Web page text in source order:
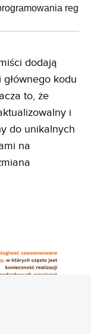
reguł.
dodają
kodu
to, że
i
do unikalnych
na